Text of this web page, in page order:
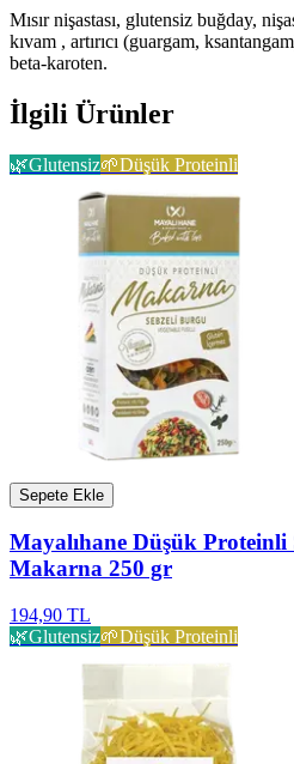
Mısır nişastası, glutensiz buğday,
kıvam , artırıcı (guargam,
beta-karoten.
İlgili Ürünler
🌿Glutensiz🌱Düşük Proteinli
Sepete Ekle
Mayalıhane Düşük Proteinli
Makarna 250 gr
194,90 TL
🌿Glutensiz🌱Düşük Proteinli